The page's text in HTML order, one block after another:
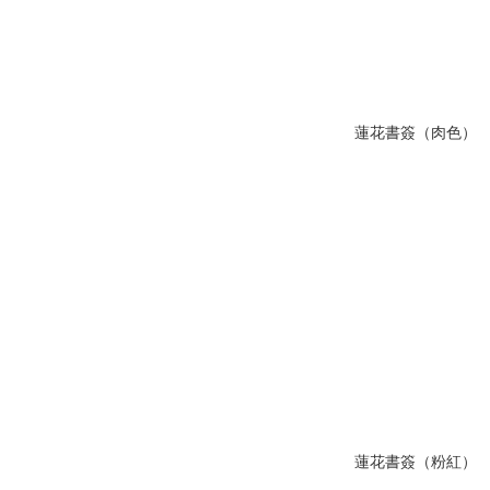
蓮花書簽（肉色）
蓮花書簽（粉紅）